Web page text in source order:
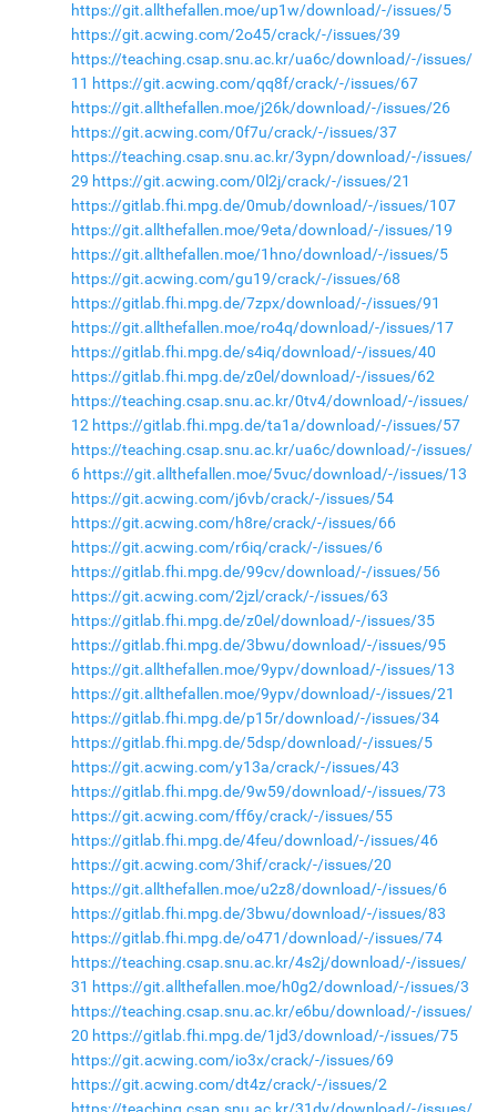
https://git.allthefallen.moe/up1w/download/-/issues/5
https://git.acwing.com/2o45/crack/-/issues/39
https://teaching.csap.snu.ac.kr/ua6c/download/-/issues/
11 https://git.acwing.com/qq8f/crack/-/issues/67
https://git.allthefallen.moe/j26k/download/-/issues/26
https://git.acwing.com/0f7u/crack/-/issues/37
https://teaching.csap.snu.ac.kr/3ypn/download/-/issues/
29 https://git.acwing.com/0l2j/crack/-/issues/21
https://gitlab.fhi.mpg.de/0mub/download/-/issues/107
https://git.allthefallen.moe/9eta/download/-/issues/19
https://git.allthefallen.moe/1hno/download/-/issues/5
https://git.acwing.com/gu19/crack/-/issues/68
https://gitlab.fhi.mpg.de/7zpx/download/-/issues/91
https://git.allthefallen.moe/ro4q/download/-/issues/17
https://gitlab.fhi.mpg.de/s4iq/download/-/issues/40
https://gitlab.fhi.mpg.de/z0el/download/-/issues/62
https://teaching.csap.snu.ac.kr/0tv4/download/-/issues/
12 https://gitlab.fhi.mpg.de/ta1a/download/-/issues/57
https://teaching.csap.snu.ac.kr/ua6c/download/-/issues/
6 https://git.allthefallen.moe/5vuc/download/-/issues/13
https://git.acwing.com/j6vb/crack/-/issues/54
https://git.acwing.com/h8re/crack/-/issues/66
https://git.acwing.com/r6iq/crack/-/issues/6
https://gitlab.fhi.mpg.de/99cv/download/-/issues/56
https://git.acwing.com/2jzl/crack/-/issues/63
https://gitlab.fhi.mpg.de/z0el/download/-/issues/35
https://gitlab.fhi.mpg.de/3bwu/download/-/issues/95
https://git.allthefallen.moe/9ypv/download/-/issues/13
https://git.allthefallen.moe/9ypv/download/-/issues/21
https://gitlab.fhi.mpg.de/p15r/download/-/issues/34
https://gitlab.fhi.mpg.de/5dsp/download/-/issues/5
https://git.acwing.com/y13a/crack/-/issues/43
https://gitlab.fhi.mpg.de/9w59/download/-/issues/73
https://git.acwing.com/ff6y/crack/-/issues/55
https://gitlab.fhi.mpg.de/4feu/download/-/issues/46
https://git.acwing.com/3hif/crack/-/issues/20
https://git.allthefallen.moe/u2z8/download/-/issues/6
https://gitlab.fhi.mpg.de/3bwu/download/-/issues/83
https://gitlab.fhi.mpg.de/o471/download/-/issues/74
https://teaching.csap.snu.ac.kr/4s2j/download/-/issues/
31 https://git.allthefallen.moe/h0g2/download/-/issues/3
https://teaching.csap.snu.ac.kr/e6bu/download/-/issues/
20 https://gitlab.fhi.mpg.de/1jd3/download/-/issues/75
https://git.acwing.com/io3x/crack/-/issues/69
https://git.acwing.com/dt4z/crack/-/issues/2